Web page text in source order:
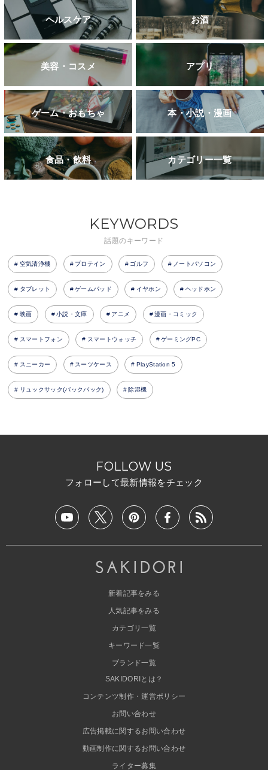
ヘルスケア お酒
美容・コスメ アプリ
ゲーム・おもちゃ 本・小説・漫画
食品・飲料 カテゴリー一覧
KEYWORDS
話題のキーワード
空気清浄機 プロテイン ゴルフ ノートパソコン
タブレット ゲームパッド イヤホン ヘッドホン
映画 小説・文庫 アニメ 漫画・コミック
スマートフォン スマートウォッチ ゲーミングPC
スニーカー スーツケース PlayStation 5
リュックサック(バックパック) 除湿機
FOLLOW US
フォローして最新情報をチェック
新着記事をみる
人気記事をみる
カテゴリ一覧
キーワード一覧
ブランド一覧
SAKIDORIとは？
コンテンツ制作・運営ポリシー
お問い合わせ
広告掲載に関するお問い合わせ
動画制作に関するお問い合わせ
ライター募集